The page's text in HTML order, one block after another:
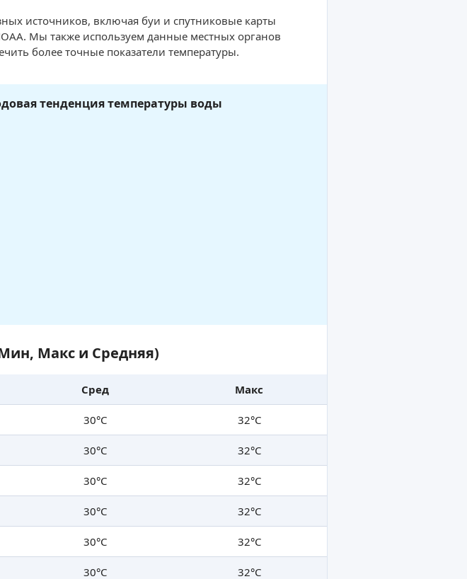
источников, включая буи и спутниковые карты
Мы также используем данные местных органов
более точные показатели температуры.
тенденция температуры воды
Макс и Средняя)
Сред Макс
30°C 32°C
30°C 32°C
30°C 32°C
30°C 32°C
30°C 32°C
30°C 32°C